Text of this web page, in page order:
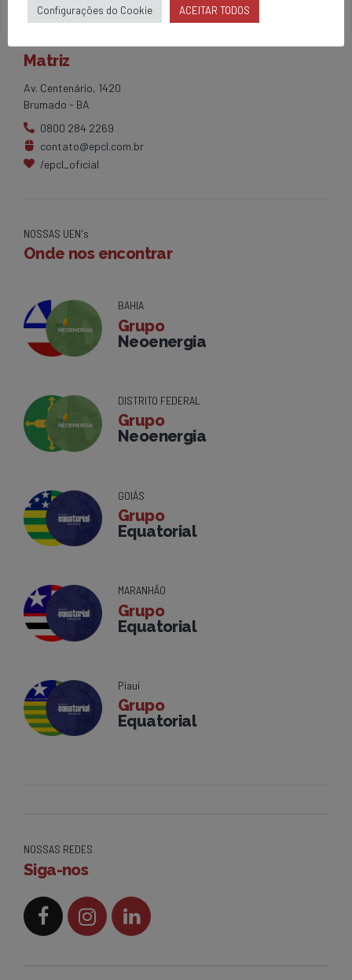
Matriz
Av. Centenário, 1420
Brumado - BA
0800 284 2269
contato@epcl.com.br
/epcl_oficial
NOSSAS UEN's
Onde nos encontrar
BAHIA
Grupo
Neoenergia
DISTRITO FEDERAL
Grupo
Neoenergia
GOIÁS
Grupo
Equatorial
MARANHÃO
Grupo
Equatorial
Piauí
Grupo
Equatorial
NOSSAS REDES
Siga-nos
Configurações do Cookie ACEITAR TODOS